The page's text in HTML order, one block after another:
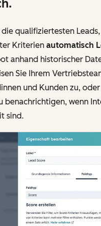
qualifiziertesten
Kriterien automatisch
anhand historischer
Sie Ihrem
und Kunden zu,
benachrichtigen, wenn
sind.